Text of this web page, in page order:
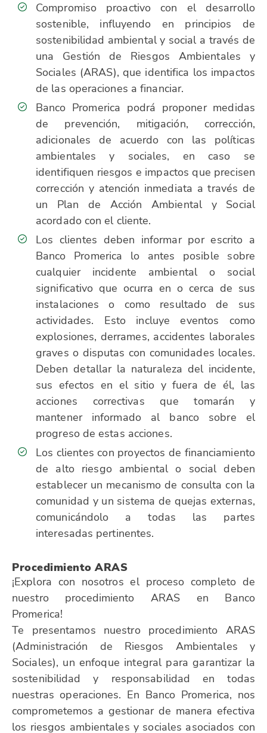
Compromiso proactivo con el desarrollo
sostenible, influyendo en principios de
sostenibilidad ambiental y social a través de
una Gestión de Riesgos Ambientales y
Sociales (ARAS), que identifica los impactos
de las operaciones a financiar.
Banco Promerica podrá proponer medidas
de prevención, mitigación, corrección,
adicionales de acuerdo con las políticas
ambientales y sociales, en caso se
identifiquen riesgos e impactos que precisen
corrección y atención inmediata a través de
un Plan de Acción Ambiental y Social
acordado con el cliente.
Los clientes deben informar por escrito a
Banco Promerica lo antes posible sobre
cualquier incidente ambiental o social
significativo que ocurra en o cerca de sus
instalaciones o como resultado de sus
actividades. Esto incluye eventos como
explosiones, derrames, accidentes laborales
graves o disputas con comunidades locales.
Deben detallar la naturaleza del incidente,
sus efectos en el sitio y fuera de él, las
acciones correctivas que tomarán y
mantener informado al banco sobre el
progreso de estas acciones.
Los clientes con proyectos de financiamiento
de alto riesgo ambiental o social deben
establecer un mecanismo de consulta con la
comunidad y un sistema de quejas externas,
comunicándolo a todas las partes
interesadas pertinentes.
Procedimiento ARAS
¡Explora con nosotros el proceso completo de
nuestro procedimiento ARAS en Banco
Promerica!
Te presentamos nuestro procedimiento ARAS
(Administración de Riesgos Ambientales y
Sociales), un enfoque integral para garantizar la
sostenibilidad y responsabilidad en todas
nuestras operaciones. En Banco Promerica, nos
comprometemos a gestionar de manera efectiva
los riesgos ambientales y sociales asociados con